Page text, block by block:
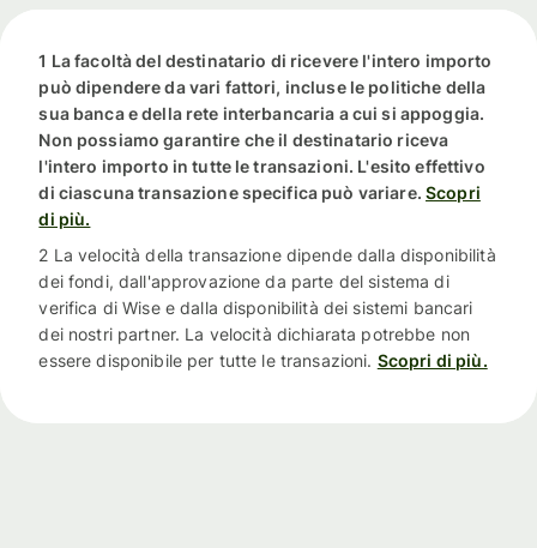
1 La facoltà del destinatario di ricevere l'intero importo
può dipendere da vari fattori, incluse le politiche della
sua banca e della rete interbancaria a cui si appoggia.
Non possiamo garantire che il destinatario riceva
l'intero importo in tutte le transazioni. L'esito effettivo
di ciascuna transazione specifica può variare. Scopri
di più.
2 La velocità della transazione dipende dalla disponibilità
dei fondi, dall'approvazione da parte del sistema di
verifica di Wise e dalla disponibilità dei sistemi bancari
dei nostri partner. La velocità dichiarata potrebbe non
essere disponibile per tutte le transazioni. Scopri di più.